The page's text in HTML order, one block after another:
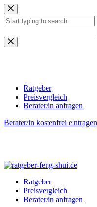
Zum
Inhalt
springen
Keine
Ergebnisse
Ratgeber
Preisvergleich
Berater/in anfragen
Berater/in kostenfrei eintragen
Ratgeber
Preisvergleich
Berater/in anfragen